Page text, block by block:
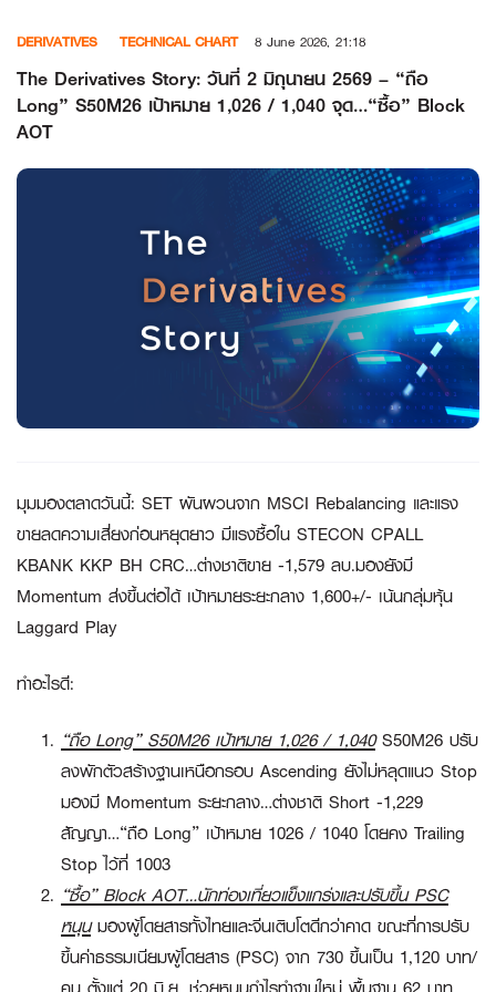
content
DERIVATIVES TECHNICAL CHART 8 June 2026, 21:18
The Derivatives Story: วันที่ 2 มิถุนายน 2569 – “ถือ
Long” S50M26 เป้าหมาย 1,026 / 1,040 จุด…“ซื้อ” Block
AOT
มุมมองตลาดวันนี้: SET ผันผวนจาก MSCI Rebalancing และแรง
ขายลดความเสี่ยงก่อนหยุดยาว มีแรงซื้อใน STECON CPALL
KBANK KKP BH CRC…ต่างชาติขาย -1,579 ลบ.มองยังมี
Momentum ส่งขึ้นต่อได้ เป้าหมายระยะกลาง 1,600+/- เน้นกลุ่มหุ้น
Laggard Play
ทำอะไรดี:
“ถือ Long” S50M26 เป้าหมาย 1,026 / 1,040S50M26 ปรับ
ลงพักตัวสร้างฐานเหนือกรอบ Ascending ยังไม่หลุดแนว Stop
มองมี Momentum ระยะกลาง…ต่างชาติ Short -1,229
สัญญา…“ถือ Long” เป้าหมาย 1026 / 1040 โดยคง Trailing
Stop ไว้ที่ 1003
“ซื้อ”Block AOT…นักท่องเที่ยวแข็งแกร่งและปรับขึ้น PSC
หนุน มองผู้โดยสารทั้งไทยและจีนเติบโตดีกว่าคาด ขณะที่การปรับ
ขึ้นค่าธรรมเนียมผู้โดยสาร (PSC) จาก 730 ขึ้นเป็น 1,120 บาท/